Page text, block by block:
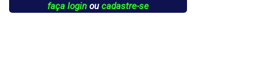
faça loginoucadastre-se